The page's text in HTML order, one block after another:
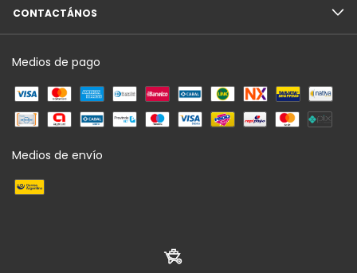
CONTACTÁNOS
Medios de pago
Medios de envío